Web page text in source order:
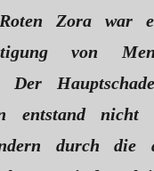
Zora war
von
Der
entstand nicht
durch die